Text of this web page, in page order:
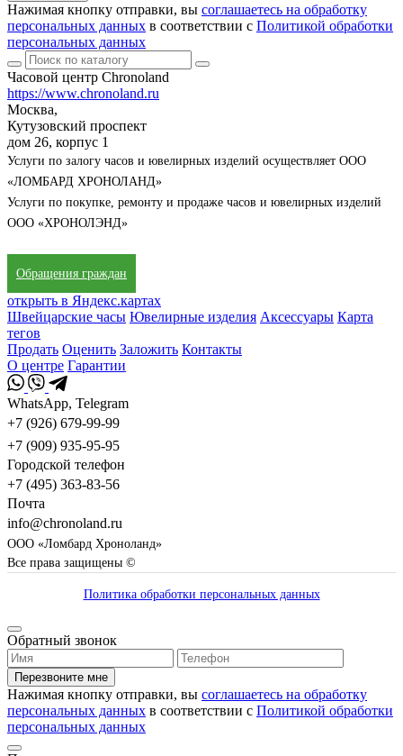
Нажимая кнопку отправки, вы соглашаетесь на обработку
персональных данных в соответствии с Политикой обработки
персональных данных
Часовой центр Chronoland
https://www.chronoland.ru
Москва,
Кутузовский проспект
дом 26, корпус 1
Услуги по залогу часов и ювелирных изделий осуществляет ООО
«ЛОМБАРД ХРОНОЛАНД»
Услуги по покупке, ремонту и продаже часов и ювелирных изделий
ООО «ХРОНОЛЭНД»
Обращения граждан
открыть в Яндекс.картах
Швейцарские часы Ювелирные изделия Аксессуары Карта
тегов
Продать Оценить Заложить Контакты
О центре Гарантии
WhatsApp, Telegram
+7 (926) 679-99-99
+7 (909) 935-95-95
Городской телефон
+7 (495) 363-83-56
Почта
info@chronoland.ru
ООО «Ломбард Хроноланд»
Все права защищены ©
Политика обработки персональных данных
Обратный звонок
Перезвоните мне
Нажимая кнопку отправки, вы соглашаетесь на обработку
персональных данных в соответствии с Политикой обработки
персональных данных